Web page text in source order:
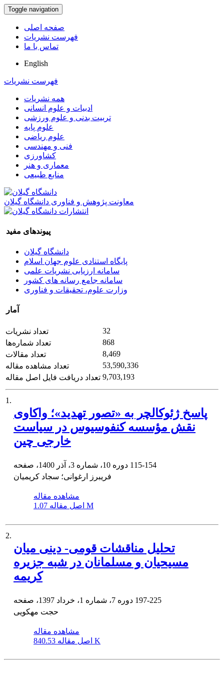
Toggle navigation
صفحه اصلی
فهرست نشریات
تماس با ما
English
فهرست نشریات
همه نشریات
ادبیات و علوم انسانی
تربیت بدنی و علوم ورزشی
علوم پایه
علوم ریاضی
فنی و مهندسی
کشاورزی
معماری و هنر
منابع طبیعی
معاونت پژوهش و فناوری دانشگاه گیلان
پیوندهای مفید
دانشگاه گیلان
پایگاه استنادی علوم جهان اسلام
سامانه ارزیابی نشریات علمی
سامانه جامع رسانه های کشور
وزارت علوم، تحقیقات و فناوری
آمار
تعداد نشریات
32
تعداد شماره‌ها
868
تعداد مقالات
8,469
تعداد مشاهده مقاله
53,590,336
تعداد دریافت فایل اصل مقاله 9,703,193
1.
پاسخ ژئوکالچر به «تصور تهدید»؛ واکاوی
نقش مؤسسه کنفوسیوس در سیاست
خارجی چین
115-154
فریبرز ارغوانی؛ سجاد کریمیان
مشاهده مقاله
اصل مقاله 1.07 M
2.
تحلیل مناقشات قومی- دینی میان
مسیحیان و مسلمانان در شبه جزیره
کریمه
197-225
حجت مهکویی
مشاهده مقاله
اصل مقاله 840.53 K